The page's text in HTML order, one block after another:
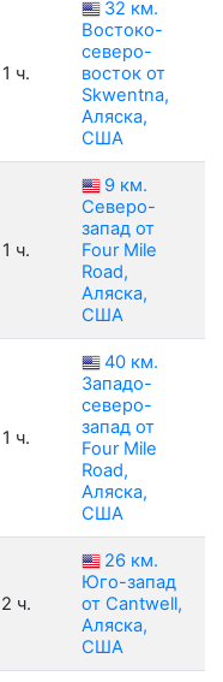
1 ч.
32 км.
Востоко-
северо-
восток от
Skwentna,
Аляска,
США
1 ч.
9 км.
Северо-
запад от
Four Mile
Road,
Аляска,
США
1 ч.
40 км.
Западо-
северо-
запад от
Four Mile
Road,
Аляска,
США
2 ч.
26 км.
Юго-запад
от Cantwell,
Аляска,
США